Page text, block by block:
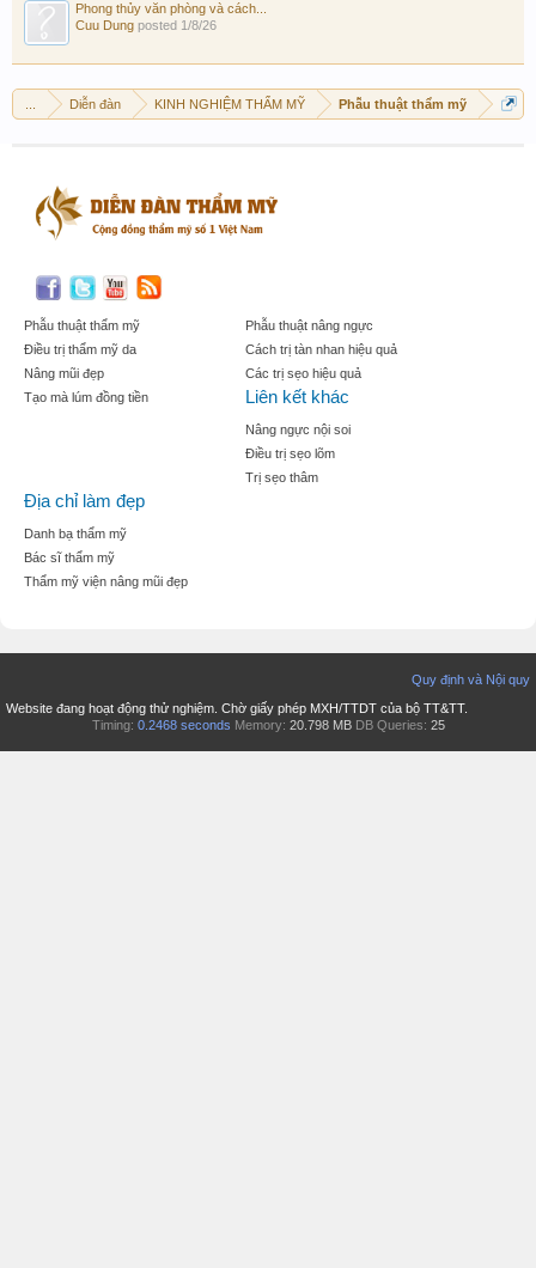
Phong thủy văn phòng và cách...
Cuu Dung posted 1/8/26
... Diễn đàn KINH NGHIỆM THẨM MỸ Phẫu thuật thẩm mỹ
Phẫu thuật thẩm mỹ
Điều trị thẩm mỹ da
Nâng mũi đẹp
Tạo mà lúm đồng tiền
Phẫu thuật nâng ngực
Cách trị tàn nhan hiệu quả
Các trị sẹo hiệu quả
Liên kết khác
Nâng ngực nội soi
Điều trị sẹo lõm
Trị sẹo thâm
Địa chỉ làm đẹp
Danh bạ thẩm mỹ
Bác sĩ thẩm mỹ
Thẩm mỹ viện nâng mũi đẹp
Quy định và Nội quy
Website đang hoạt động thử nghiệm. Chờ giấy phép MXH/TTDT của bộ TT&TT.
Timing: 0.2468 seconds Memory: 20.798 MB DB Queries: 25